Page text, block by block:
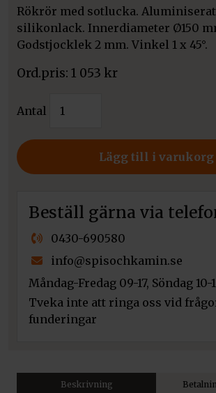
Rökrör med sotlucka.
silikonlack. Innerdiameter Ø150
Godstjocklek 2 mm. Vinkel 1 x 45°.
1 053 kr
Antal
Ø150
sotlucka
mängd
Lägg till i varukorg
Beställ gärna via
0430-690580
info@spisochkamin.se
Måndag-Fredag 09-17, Söndag 10-
Tveka inte att ringa oss vid
funderingar
Beskrivning